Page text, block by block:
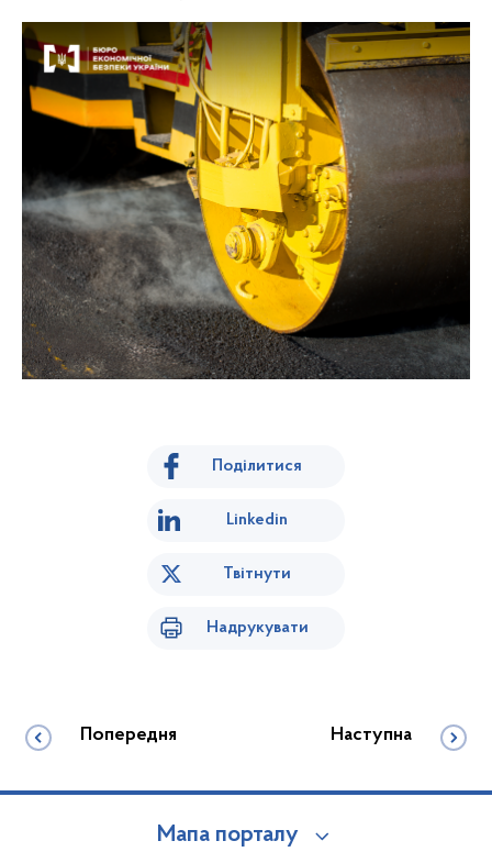
Поділитися
Linkedin
Твітнути
Надрукувати
Попередня Наступна
Мапа порталу